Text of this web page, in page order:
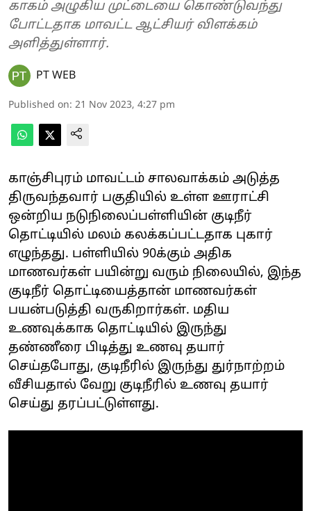
காகம் அழுகிய முட்டையை கொண்டுவந்து
போட்டதாக மாவட்ட ஆட்சியர் விளக்கம்
அளித்துள்ளார்.
PT WEB
Published on: 21 Nov 2023, 4:27 pm
காஞ்சிபுரம் மாவட்டம் சாலவாக்கம் அடுத்த
திருவந்தவார் பகுதியில் உள்ள ஊராட்சி
ஒன்றிய நடுநிலைப்பள்ளியின் குடிநீர்
தொட்டியில் மலம் கலக்கப்பட்டதாக புகார்
எழுந்தது. பள்ளியில் 90க்கும் அதிக
மாணவர்கள் பயின்று வரும் நிலையில், இந்த
குடிநீர் தொட்டியைத்தான் மாணவர்கள்
பயன்படுத்தி வருகிறார்கள். மதிய
உணவுக்காக தொட்டியில் இருந்து
தண்ணீரை பிடித்து உணவு தயார்
செய்தபோது, குடிநீரில் இருந்து துர்நாற்றம்
வீசியதால் வேறு குடிநீரில் உணவு தயார்
செய்து தரப்பட்டுள்ளது.